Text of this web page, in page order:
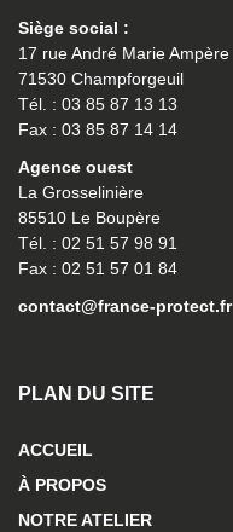
Siège social :
17 rue André Marie Ampère
71530 Champforgeuil
Tél. : 03 85 87 13 13
Fax : 03 85 87 14 14
Agence ouest
La Grosselinière
85510 Le Boupère
Tél. : 02 51 57 98 91
Fax : 02 51 57 01 84
contact@france-protect.fr
PLAN DU SITE
ACCUEIL
À PROPOS
NOTRE ATELIER